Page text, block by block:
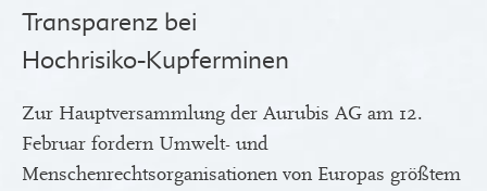
Transparenz bei
Hochrisiko-Kupferminen
Zur Hauptversammlung der Aurubis AG am 12.
Februar fordern Umwelt- und
Menschenrechtsorganisationen von Europas größtem